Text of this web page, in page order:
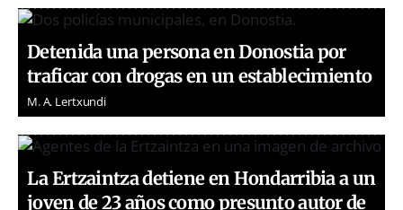
Detenida una persona en Donostia por
traficar con drogas en un establecimiento
M. A. Lertxundi
La Ertzaintza detiene en Hondarribia a un
joven de 23 años como presunto autor de